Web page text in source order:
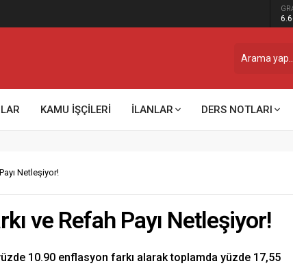
temiz montaj
KAMU İŞÇİLERİ İLANLAR DERS NOTLARI
Netleşiyor!
ve Refah Payı Netleşiyor!
10.90 enflasyon farkı alarak toplamda yüzde 17,55